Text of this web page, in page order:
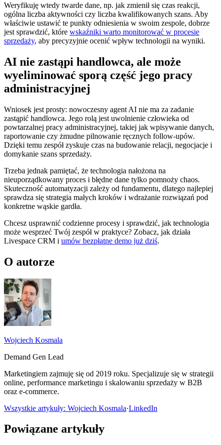
Weryfikuję wtedy twarde dane, np. jak zmienił się czas reakcji,
ogólna liczba aktywności czy liczba kwalifikowanych szans. Aby
właściwie ustawić te punkty odniesienia w swoim zespole, dobrze
jest sprawdzić, które wskaźniki warto monitorować w procesie
sprzedaży, aby precyzyjnie ocenić wpływ technologii na wyniki.
AI nie zastąpi handlowca, ale może
wyeliminować sporą część jego pracy
administracyjnej
Wniosek jest prosty: nowoczesny agent AI nie ma za zadanie
zastąpić handlowca. Jego rolą jest uwolnienie człowieka od
powtarzalnej pracy administracyjnej, takiej jak wpisywanie danych,
raportowanie czy żmudne pilnowanie ręcznych follow-upów.
Dzięki temu zespół zyskuje czas na budowanie relacji, negocjacje i
domykanie szans sprzedaży.
Trzeba jednak pamiętać, że technologia nałożona na
nieuporządkowany proces i błędne dane tylko pomnoży chaos.
Skuteczność automatyzacji zależy od fundamentu, dlatego najlepiej
sprawdza się strategia małych kroków i wdrażanie rozwiązań pod
konkretne wąskie gardła.
Chcesz usprawnić codzienne procesy i sprawdzić, jak technologia
może wesprzeć Twój zespół w praktyce? Zobacz, jak działa
Livespace CRM i umów bezpłatne demo już dziś.
O autorze
Wojciech Kosmala
Demand Gen Lead
Marketingiem zajmuję się od 2019 roku. Specjalizuje się w strategii
online, performance marketingu i skalowaniu sprzedaży w B2B
oraz e-commerce.
Wszystkie artykuły: Wojciech Kosmala·LinkedIn
Powiązane artykuły